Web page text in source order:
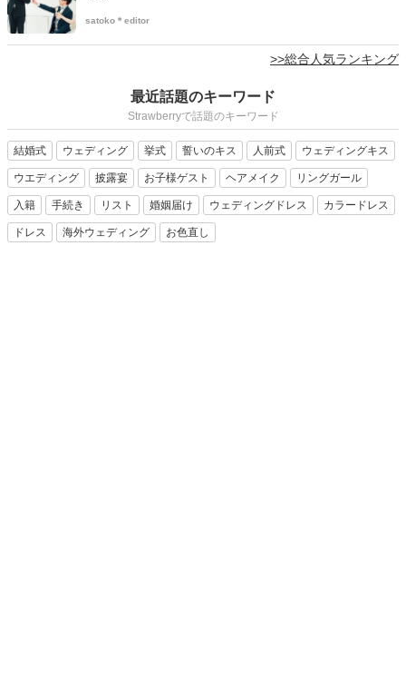
satoko＊editor
>>総合人気ランキング
最近話題のキーワード
Strawberryで話題のキーワード
結婚式 ウェディング 挙式 誓いのキス 人前式 ウェディングキス
ウエディング 披露宴 お子様ゲスト ヘアメイク リングガール
入籍 手続き リスト 婚姻届け ウェディングドレス カラードレス
ドレス 海外ウェディング お色直し